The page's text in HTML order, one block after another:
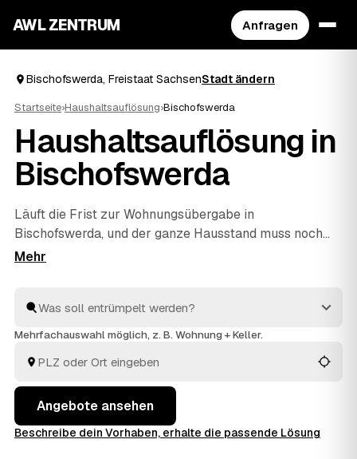
AWL ZENTRUM Anfragen
Bischofswerda, Freistaat SachsenStadt ändern
Startseite›Haushaltsauflösung›Bischofswerda
Haushaltsauflösung in
Bischofswerda
Läuft die Frist zur Wohnungsübergabe in
Bischofswerda, und der ganze Hausstand muss noch
raus? Über AWL stellen Sie eine Anfrage und
Nachlass, Pflegefall oder Umzug – geräumt wird
einfühlsam und zügig, entsorgt fachgerecht, und
Ihren Preis. Sie vergleichen die Angebote rund um
Bischofswerda und entscheiden, ohne jeden Betrieb
einzeln zu suchen.
Mehrfachauswahl möglich, z. B. Wohnung + Keller.
Angebote ansehen
Beschreibe dein Vorhaben, erhalte die passende Lösung